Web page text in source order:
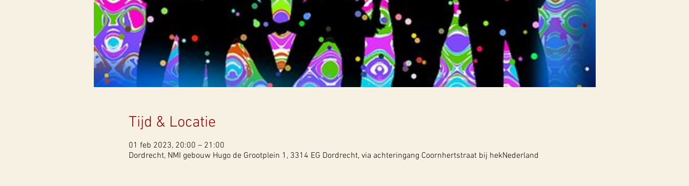
Tijd & Locatie
01 feb 2023, 20:00 – 21:00
Dordrecht, NMI gebouw Hugo de Grootplein 1, 3314 EG Dordrecht, via achteringang Coornhertstraat bij hekNederland